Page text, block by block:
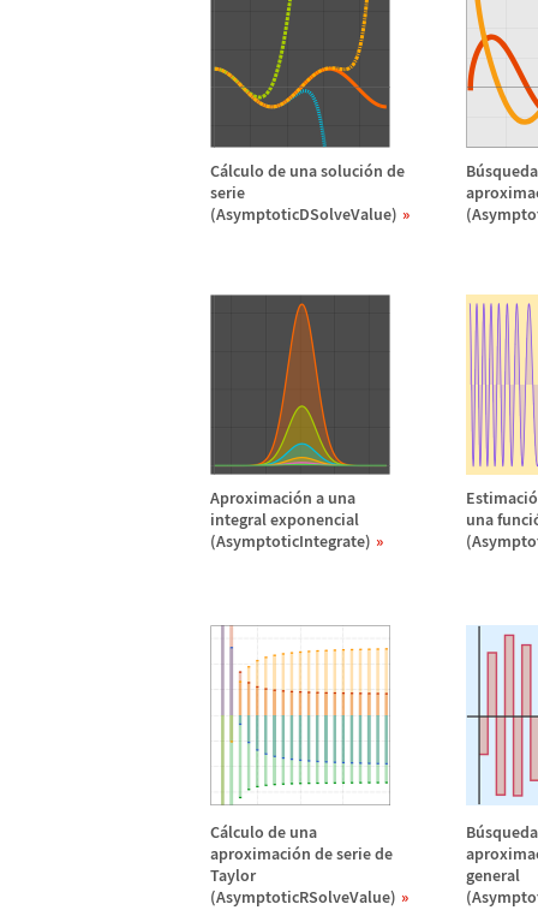
Cálculo de una solución de
serie
(AsymptoticDSolveValue)
Bú
Aproximación a una
integral exponencial
(AsymptoticIntegrate)
Estimació
una funci
Cálculo de una
aproximación de serie de
Taylor
(AsymptoticRSolveValue)
Bú
general